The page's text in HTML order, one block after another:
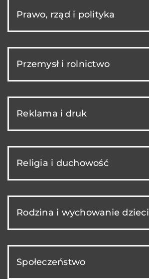
Prawo, rząd i polityka
Przemysł i rolnictwo
Reklama i druk
Religia i duchowość
Rodzina i wychowanie dzieci
Społeczeństwo